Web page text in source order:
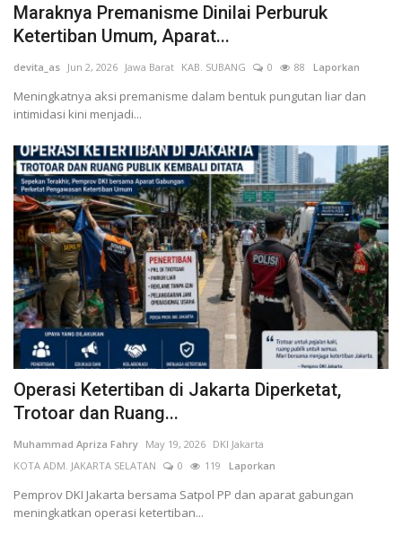
Maraknya Premanisme Dinilai Perburuk
Ketertiban Umum, Aparat...
devita_as Jun 2, 2026 Jawa Barat KAB. SUBANG 0 88 Laporkan
Meningkatnya aksi premanisme dalam bentuk pungutan liar dan
intimidasi kini menjadi...
Operasi Ketertiban di Jakarta Diperketat,
Trotoar dan Ruang...
Muhammad Apriza Fahry May 19, 2026 DKI Jakarta
KOTA ADM. JAKARTA SELATAN
0 119 Laporkan
Pemprov DKI Jakarta bersama Satpol PP dan aparat gabungan
meningkatkan operasi ketertiban...